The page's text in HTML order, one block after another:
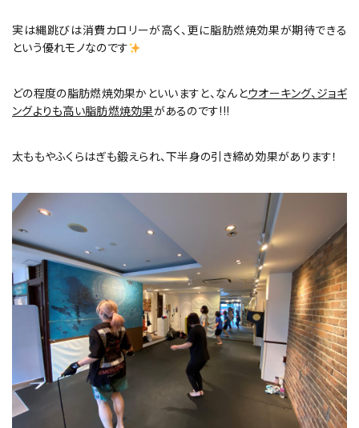
実は縄跳びは消費カロリーが高く、更に脂肪燃焼効果が期待できる
という優れモノなのです
どの程度の脂肪燃焼効果かといいますと、なんとウオーキング、ジョギ
ングよりも高い脂肪燃焼効果があるのです!!!
太ももやふくらはぎも鍛えられ、下半身の引き締め効果があります！